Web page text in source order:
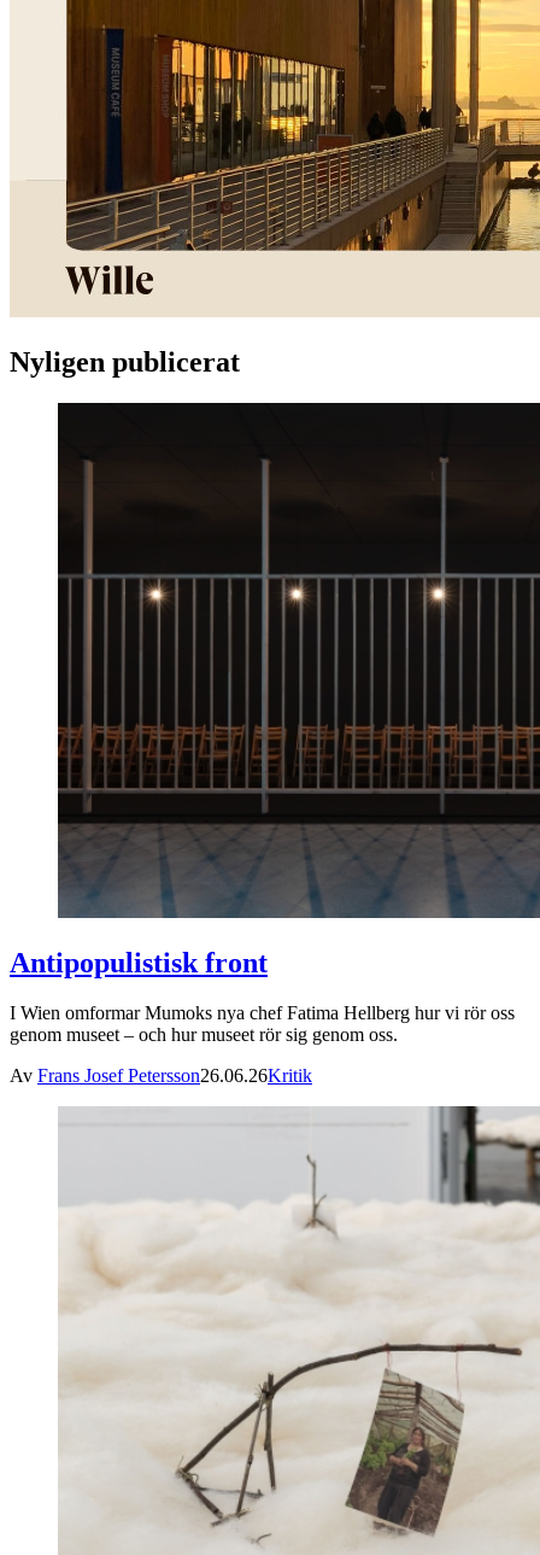
Nyligen publicerat
Antipopulistisk front
I Wien omformar Mumoks nya chef Fatima Hellberg hur vi rör oss
genom museet – och hur museet rör sig genom oss.
Av Frans Josef Petersson26.06.26Kritik